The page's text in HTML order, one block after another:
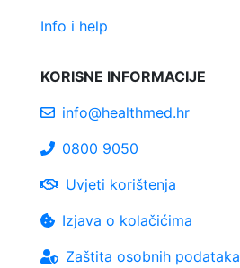
Info i help
KORISNE INFORMACIJE
info@healthmed.hr
0800 9050
Uvjeti korištenja
Izjava o kolačićima
Zaštita osobnih podataka